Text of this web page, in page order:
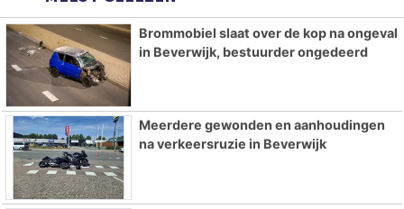
Brommobiel slaat over de kop na ongeval
in Beverwijk, bestuurder ongedeerd
Meerdere gewonden en aanhoudingen
na verkeersruzie in Beverwijk